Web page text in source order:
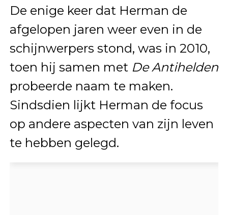
De enige keer dat Herman de
afgelopen jaren weer even in de
schijnwerpers stond, was in 2010,
toen hij samen met De Antihelden
probeerde naam te maken.
Sindsdien lijkt Herman de focus
op andere aspecten van zijn leven
te hebben gelegd.